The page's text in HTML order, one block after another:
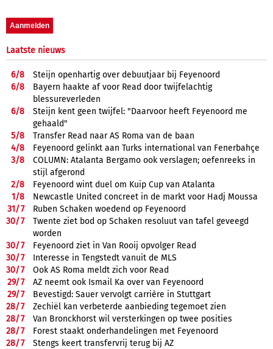
Laatste nieuws
6/8
Steijn openhartig over debuutjaar bij Feyenoord
6/8
Bayern haakte af voor Read door twijfelachtig
blessureverleden
6/8
Steijn kent geen twijfel: "Daarvoor heeft Feyenoord me
gehaald"
5/8
Transfer Read naar AS Roma van de baan
4/8
Feyenoord gelinkt aan Turks international van Fenerbahçe
3/8
COLUMN: Atalanta Bergamo ook verslagen; oefenreeks in
stijl afgerond
2/8
Feyenoord wint duel om Kuip Cup van Atalanta
1/8
Newcastle United concreet in de markt voor Hadj Moussa
31/7
Ruben Schaken woedend op Feyenoord
30/7
Twente ziet bod op Schaken resoluut van tafel geveegd
worden
30/7
Feyenoord ziet in Van Rooij opvolger Read
30/7
Interesse in Tengstedt vanuit de MLS
30/7
Ook AS Roma meldt zich voor Read
29/7
AZ neemt ook Ismail Ka over van Feyenoord
29/7
Bevestigd: Sauer vervolgt carrière in Stuttgart
28/7
Zechiël kan verbeterde aanbieding tegemoet zien
28/7
Van Bronckhorst wil versterkingen op twee posities
28/7
Forest staakt onderhandelingen met Feyenoord
28/7
Stengs keert transfervrij terug bij AZ